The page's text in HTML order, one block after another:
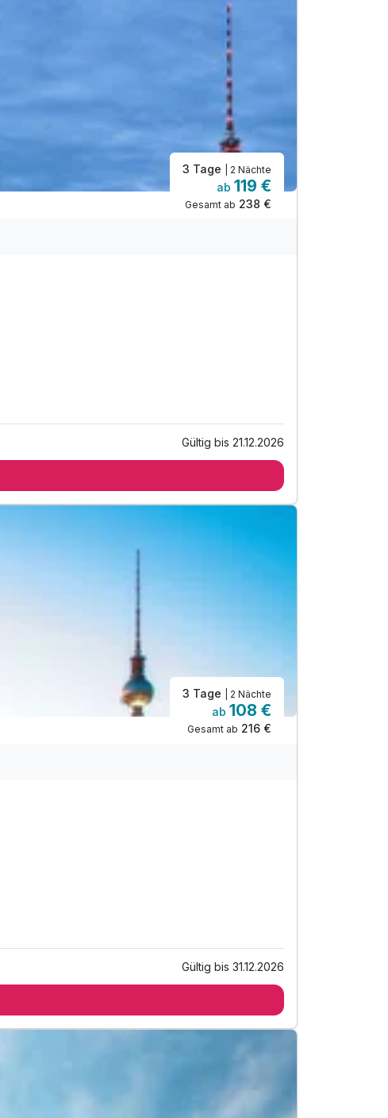
3 Tage | 2 Nächte
ab 119 €
Gesamt ab 238 €
Gültig bis 21.12.2026
3 Tage | 2 Nächte
ab 108 €
Gesamt ab 216 €
Gültig bis 31.12.2026